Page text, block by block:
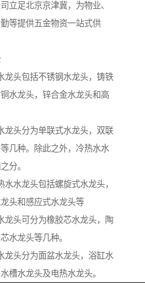
立足北京京津冀，为物业、
等提供五金物资一站式供
龙头包括不锈钢水龙头，铸铁
水龙头，锌合金水龙头和高
龙头分为单联式水龙头，双联
几种。除此之外，冷热水水
分。
水龙头包括螺旋式水龙头，
头和感应式水龙头等
龙头可分为橡胶芯水龙头，陶
水龙头等几种。
龙头分为面盆水龙头，浴缸水
槽水龙头及电热水龙头。